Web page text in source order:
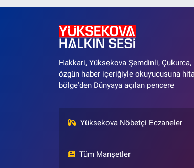
Hakkari, Yüksekova Şemdinli,
özgün haber içeriğiyle okuyucusuna
bölge'den Dünyaya açılan pencere
Yüksekova Nöbetçi Eczaneler
Tüm Manşetler